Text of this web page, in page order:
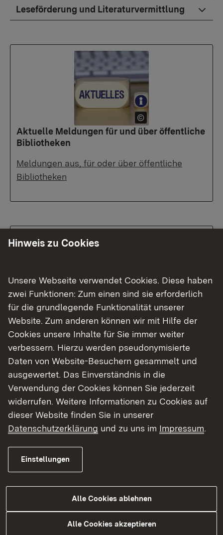
Leseförderung und Literaturvermittlung
Aktuelle Meldungen für und über öffentliche
Bibliotheken
Meldungen aus, für oder über öffentliche
Bibliotheken
Haben sich die Kontaktdaten Ihrer Bibliothek
geändert?
Oder haben Sie neu als Bibliotheksleitung
angefangen? Teilen Sie unshierbitte Ihre
aktuellen Kontaktdaten mit.
Hinweis zu Cookies
Unsere Webseite verwendet Cookies. Diese haben
zwei Funktionen: Zum einen sind sie erforderlich
für die grundlegende Funktionalität unserer
Website. Zum anderen können wir mit Hilfe der
Cookies unsere Inhalte für Sie immer weiter
verbessern. Hierzu werden pseudonymisierte
Daten von Website-Besuchern gesammelt und
ausgewertet. Das Einverständnis in die
Verwendung der Cookies können Sie jederzeit
widerrufen. Weitere Informationen zu Cookies auf
dieser Website finden Sie in unserer
Datenschutzerklärung und zu uns im Impressum.
Einstellungen
Alle Cookies ablehnen
Alle Cookies akzeptieren